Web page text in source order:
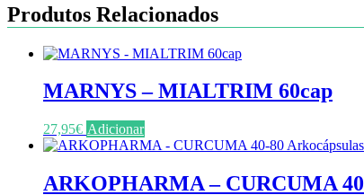
Produtos Relacionados
MARNYS – MIALTRIM 60cap
27,95€ Adicionar
ARKOPHARMA – CURCUMA